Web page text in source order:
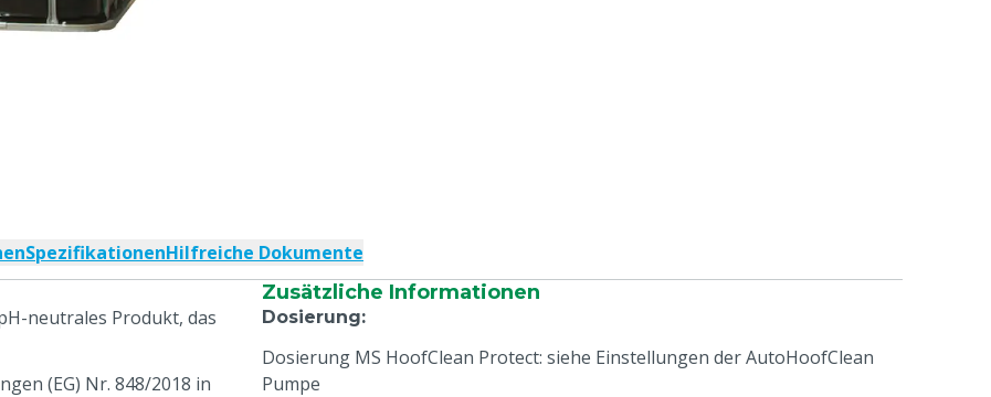
SpezifikationenHilfreiche Dokumente
neutrales Produkt, das
(EG) Nr. 848/2018 in
Zusätzliche Informationen
Dosierung:
Dosierung MS HoofClean Protect: siehe Einstellungen der AutoHoofClean
Pumpe